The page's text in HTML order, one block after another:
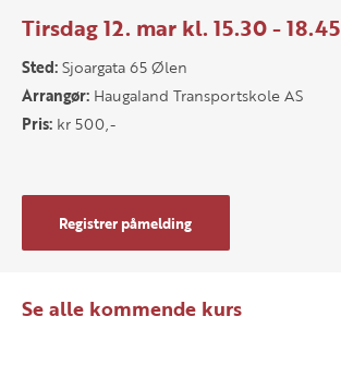
Tirsdag 12. mar kl. 15.30 - 18.45
Sted:Sjoargata 65 Ølen
Arrangør: Haugaland Transportskole AS
Pris: kr 500,-
Registrer påmelding
Se alle kommende kurs